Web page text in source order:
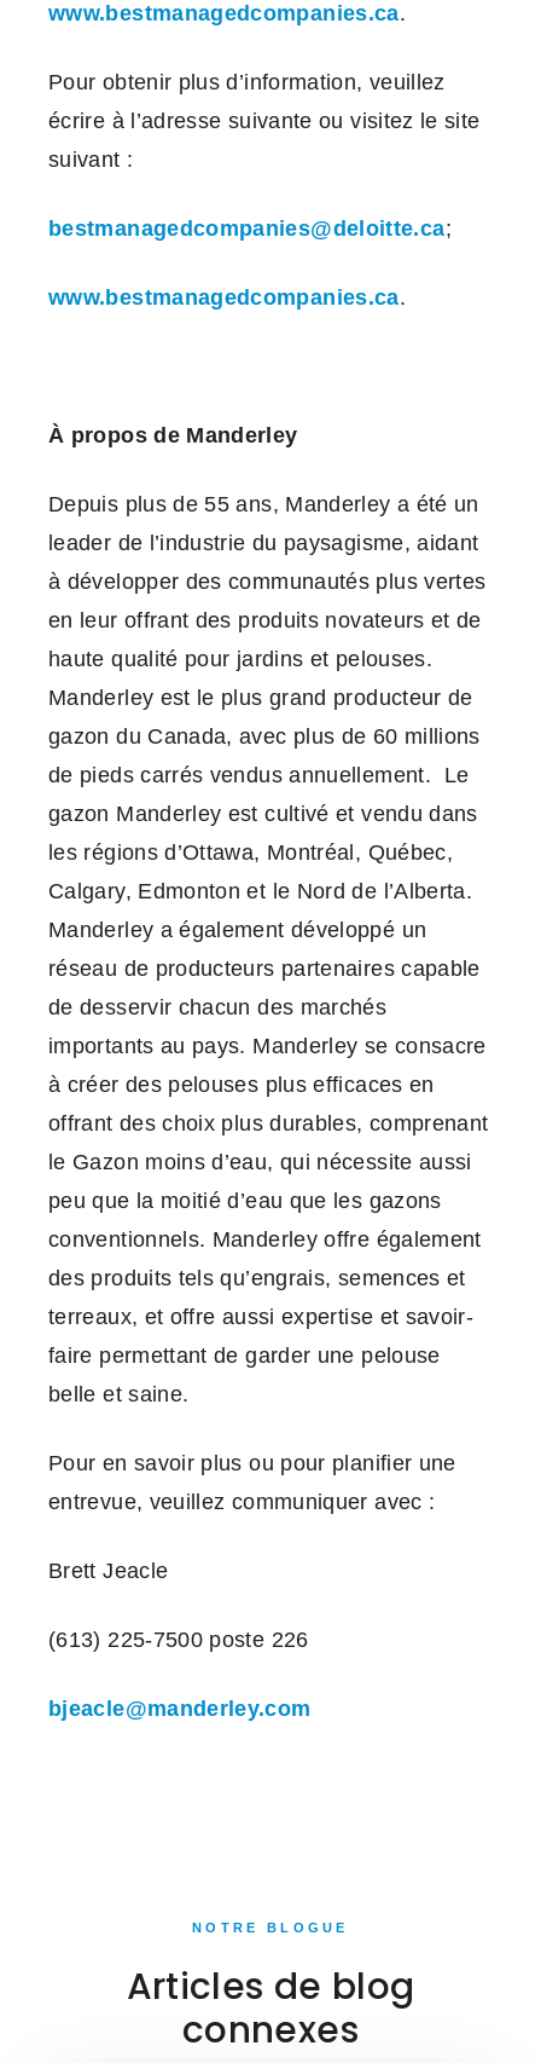
www.bestmanagedcompanies.ca.
Pour obtenir plus d’information, veuillez
écrire à l’adresse suivante ou visitez le site
suivant :
bestmanagedcompanies@deloitte.ca;
www.bestmanagedcompanies.ca.
À propos de Manderley
Depuis plus de 55 ans, Manderley a été un
leader de l’industrie du paysagisme, aidant
à développer des communautés plus vertes
en leur offrant des produits novateurs et de
haute qualité pour jardins et pelouses.
Manderley est le plus grand producteur de
gazon du Canada, avec plus de 60 millions
de pieds carrés vendus annuellement. Le
gazon Manderley est cultivé et vendu dans
les régions d’Ottawa, Montréal, Québec,
Calgary, Edmonton et le Nord de l’Alberta.
Manderley a également développé un
réseau de producteurs partenaires capable
de desservir chacun des marchés
importants au pays. Manderley se consacre
à créer des pelouses plus efficaces en
offrant des choix plus durables, comprenant
le Gazon moins d’eau, qui nécessite aussi
peu que la moitié d’eau que les gazons
conventionnels. Manderley offre également
des produits tels qu’engrais, semences et
terreaux, et offre aussi expertise et savoir-
faire permettant de garder une pelouse
belle et saine.
Pour en savoir plus ou pour planifier une
entrevue, veuillez communiquer avec :
Brett Jeacle
(613) 225-7500 poste 226
bjeacle@manderley.com
NOTRE BLOGUE
Articles de blog
connexes